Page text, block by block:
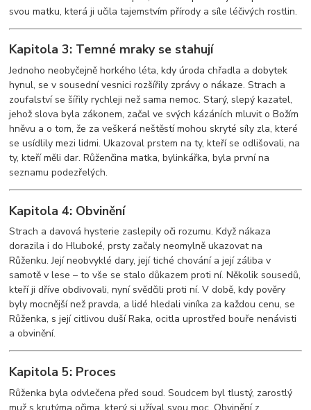
svou matku, která ji učila tajemstvím přírody a síle léčivých rostlin.
Kapitola 3: Temné mraky se stahují
Jednoho neobyčejně horkého léta, kdy úroda chřadla a dobytek
hynul, se v sousední vesnici rozšířily zprávy o nákaze. Strach a
zoufalství se šířily rychleji než sama nemoc. Starý, slepý kazatel,
jehož slova byla zákonem, začal ve svých kázáních mluvit o Božím
hněvu a o tom, že za veškerá neštěstí mohou skryté síly zla, které
se usídlily mezi lidmi. Ukazoval prstem na ty, kteří se odlišovali, na
ty, kteří měli dar. Růženčina matka, bylinkářka, byla první na
seznamu podezřelých.
Kapitola 4: Obvinění
Strach a davová hysterie zaslepily oči rozumu. Když nákaza
dorazila i do Hluboké, prsty začaly neomylně ukazovat na
Růženku. Její neobvyklé dary, její tiché chování a její záliba v
samotě v lese – to vše se stalo důkazem proti ní. Několik sousedů,
kteří ji dříve obdivovali, nyní svědčili proti ní. V době, kdy pověry
byly mocnější než pravda, a lidé hledali viníka za každou cenu, se
Růženka, s její citlivou duší Raka, ocitla uprostřed bouře nenávisti
a obvinění.
Kapitola 5: Proces
Růženka byla odvlečena před soud. Soudcem byl tlustý, zarostlý
muž s krutýma očima, který si užíval svou moc. Obvinění z